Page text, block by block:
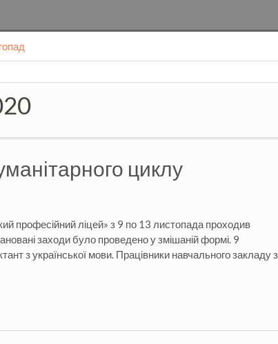
циклу
професійний ліцей» з 9 по 13 листопада проходив
заходи було проведено у змішаній формі. 9
з української мови. Працівники навчального закладу з